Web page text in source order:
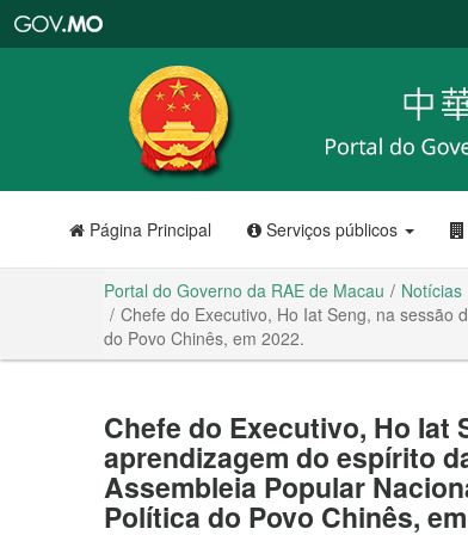
RAE
de
Macau
Página Principal Serviços públicos
Portal do Governo da RAE de Macau
Notícias
Chefe do Executivo, Ho Iat Seng, na sessão
do Povo Chinês, em 2022.
Chefe do Executivo, Ho Iat
aprendizagem do espírito
Assembleia Popular
Política do Povo Chinês,